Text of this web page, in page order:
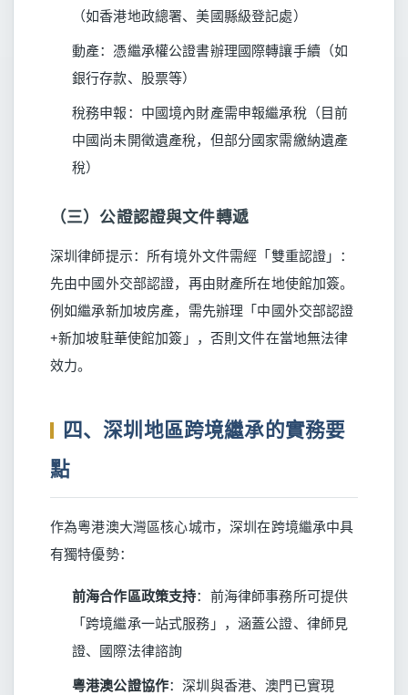
（如香港地政總署、美國縣級登記處）
動產：憑繼承權公證書辦理國際轉讓手續（如
銀行存款、股票等）
稅務申報：中國境內財產需申報繼承稅（目前
中國尚未開徵遺產稅，但部分國家需繳納遺產
稅）
（三）公證認證與文件轉遞
深圳律師提示：所有境外文件需經「雙重認證」：
先由中國外交部認證，再由財產所在地使館加簽。
例如繼承新加坡房產，需先辦理「中國外交部認證
+新加坡駐華使館加簽」，否則文件在當地無法律
效力。
四、深圳地區跨境繼承的實務要
點
作為粵港澳大灣區核心城市，深圳在跨境繼承中具
有獨特優勢：
前海合作區政策支持：前海律師事務所可提供
「跨境繼承一站式服務」，涵蓋公證、律師見
證、國際法律諮詢
粵港澳公證協作：深圳與香港、澳門已實現